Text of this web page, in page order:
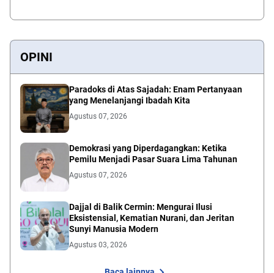
OPINI
Paradoks di Atas Sajadah: Enam Pertanyaan
yang Menelanjangi Ibadah Kita
Agustus 07, 2026
Demokrasi yang Diperdagangkan: Ketika
Pemilu Menjadi Pasar Suara Lima Tahunan
Agustus 07, 2026
Dajjal di Balik Cermin: Mengurai Ilusi
Eksistensial, Kematian Nurani, dan Jeritan
Sunyi Manusia Modern
Agustus 03, 2026